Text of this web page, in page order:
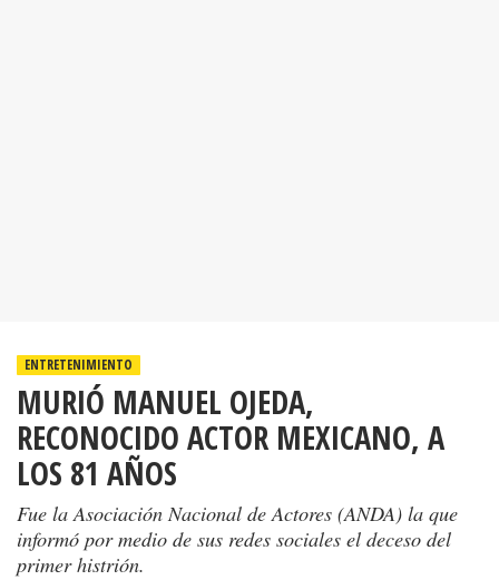
ENTRETENIMIENTO
MURIÓ MANUEL OJEDA,
RECONOCIDO ACTOR MEXICANO, A
LOS 81 AÑOS
Fue la Asociación Nacional de Actores (ANDA) la que
informó por medio de sus redes sociales el deceso del
primer histrión.